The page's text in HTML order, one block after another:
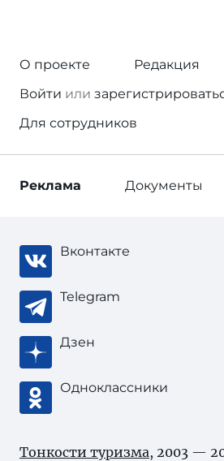
О проекте
Редакция
Войти или
Для сотрудников
Реклама Документы
Вконтакте
Telegram
Дзен
Одноклассники
Тонкости туризма, 2003 —